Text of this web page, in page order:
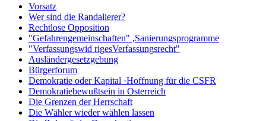
Vorsatz
Wer sind die Randalierer?
Rechtlose Opposition
"Gefahrengemeinschaften" ,Sanierungsprogramme
"Verfassungswid rigesVerfassungsrecht"
Ausländergesetzgebung
Bürgerforum
Demokratie oder Kapital ·Hoffnung für die CSFR
Demokratiebewußtsein in Osterreich
Die Grenzen der Herrschaft
Die Wähler wieder wählen lassen